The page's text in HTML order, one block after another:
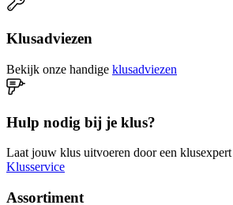
Klusadviezen
Bekijk onze handige klusadviezen
Hulp nodig bij je klus?
Laat jouw klus uitvoeren door een klusexpert
Klusservice
Assortiment